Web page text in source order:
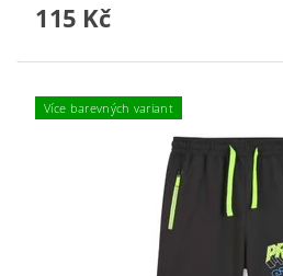
115 Kč
Více barevných variant